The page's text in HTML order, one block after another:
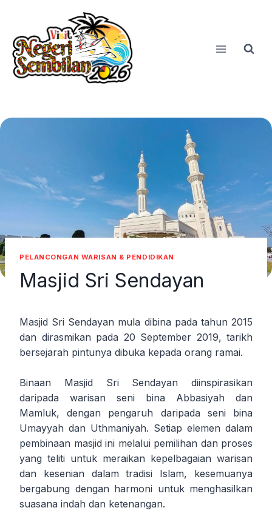
content
PELANCONGAN WARISAN & PENDIDIKAN
Masjid Sri Sendayan
Masjid Sri Sendayan mula dibina pada tahun 2015
dan dirasmikan pada 20 September 2019, tarikh
bersejarah pintunya dibuka kepada orang ramai.
Binaan Masjid Sri Sendayan diinspirasikan
daripada warisan seni bina Abbasiyah dan
Mamluk, dengan pengaruh daripada seni bina
Umayyah dan Uthmaniyah. Setiap elemen dalam
pembinaan masjid ini melalui pemilihan dan proses
yang teliti untuk meraikan kepelbagaian warisan
dan kesenian dalam tradisi Islam, kesemuanya
bergabung dengan harmoni untuk menghasilkan
suasana indah dan ketenangan.